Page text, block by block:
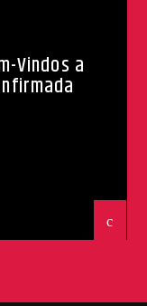
Vindos a